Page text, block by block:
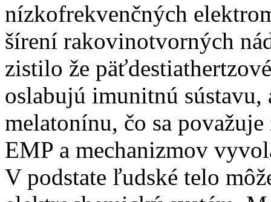
nízkofrekvenčných
šírení rakovinotvorných
zistilo že
oslabujú imunitnú
melatonínu, čo sa
EMP a mechanizmov
V podstate ľudské telo